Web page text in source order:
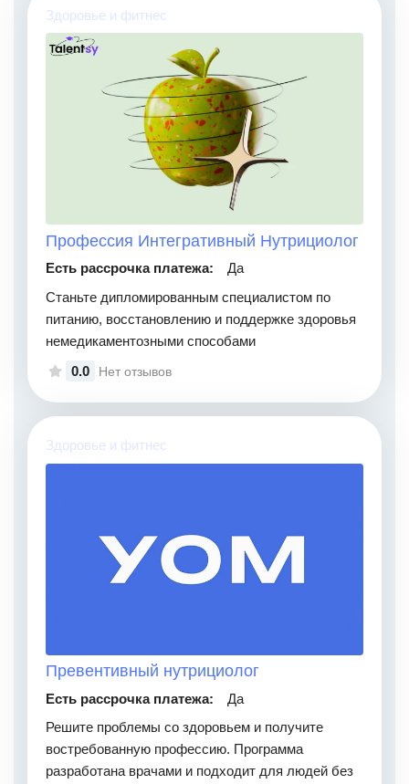
Здоровье и фитнес
Профессия Интегративный Нутрициолог
Есть рассрочка платежа:
Да
Станьте дипломированным специалистом по
питанию, восстановлению и поддержке здоровья
немедикаментозными способами
0.0
Нет отзывов
Здоровье и фитнес
Превентивный нутрициолог
Есть рассрочка платежа:
Да
Решите проблемы со здоровьем и получите
востребованную профессию. Программа
разработана врачами и подходит для людей без